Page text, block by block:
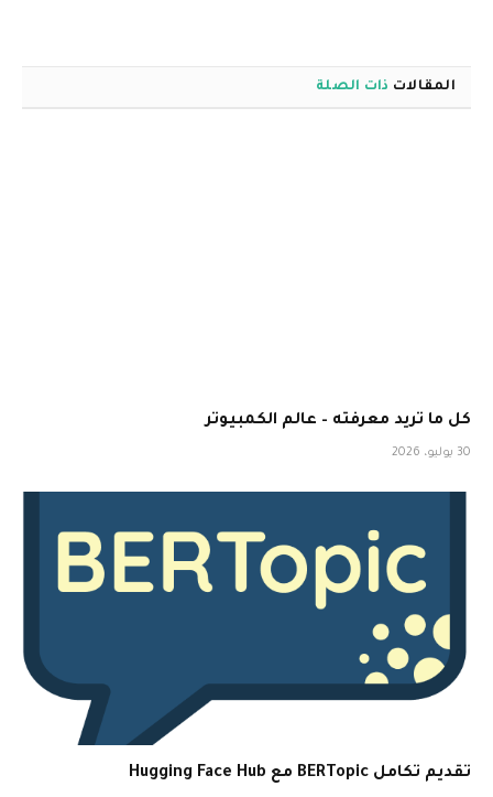
المقالات ذات الصلة
كل ما تريد معرفته – عالم الكمبيوتر
30 يوليو، 2026
تقديم تكامل BERTopic مع Hugging Face Hub